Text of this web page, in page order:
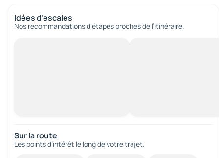
Idées d’escales
Nos recommandations d'étapes proches de l’itinéraire.
Sur la route
Les points d’intérêt le long de votre trajet.